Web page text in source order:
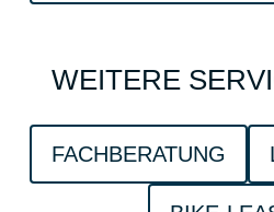
WEITERE
FACHBERATUNG